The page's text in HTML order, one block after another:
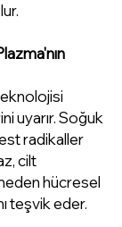
uyarır. Soğuk
radikaller
cilt
hücresel
teşvik eder.